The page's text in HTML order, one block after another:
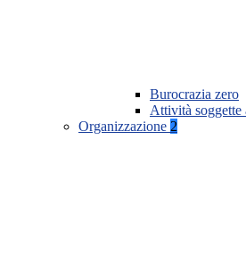
Burocrazia zero
Attività soggette
Organizzazione 2